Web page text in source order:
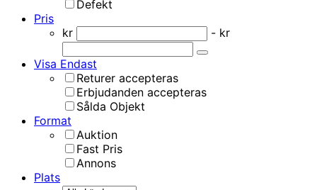
Defekt
Pris
kr
- kr
Visa Endast
Returer accepteras
Erbjudanden accepteras
Sålda Objekt
Format
Auktion
Fast Pris
Annons
Plats